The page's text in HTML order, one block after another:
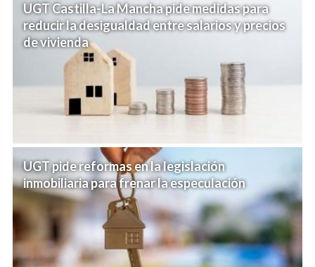
UGT Castilla-La Mancha pide medidas para
reducir la desigualdad entre salarios y precios
de vivienda
UGT pide reformas en la legislación
inmobiliaria para frenar la especulación